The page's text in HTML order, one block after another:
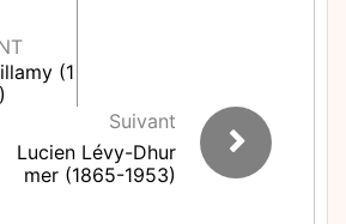
(1
Suivant
Lucien Lévy-Dhur
mer (1865-1953)